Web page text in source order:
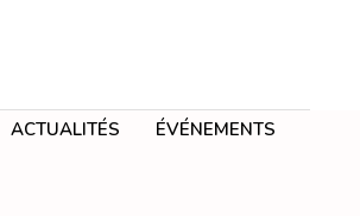
ACTUALITÉS ÉVÉNEMENTS